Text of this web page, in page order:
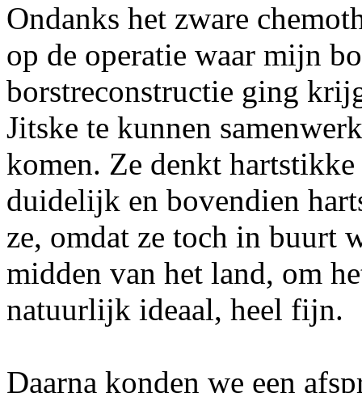
Ondanks het zware
op de operatie waar mijn
borstreconstructie ging
Jitske te kunnen
komen. Ze denkt
duidelijk en bovendien
ze, omdat ze toch in buurt
midden van het land, om
natuurlijk ideaal, heel fijn.
Daarna konden we een